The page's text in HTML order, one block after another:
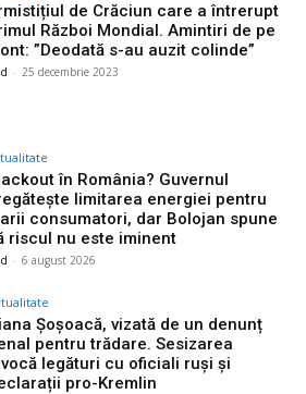
de Crăciun care a întrerupt
Război Mondial. Amintiri de pe
”Deodată s-au auzit colinde”
- 25 decembrie 2023
în România? Guvernul
limitarea energiei pentru
consumatori, dar Bolojan spune
riscul nu este iminent
- 6 august 2026
Șoșoacă, vizată de un denunț
pentru trădare. Sesizarea
legături cu oficiali ruși și
pro-Kremlin